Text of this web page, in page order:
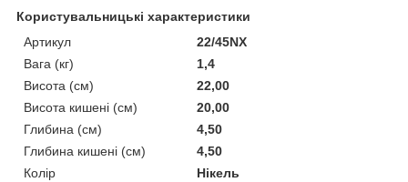
Користувальницькі характеристики
Артикул
22/45NX
Вага (кг)
1,4
Висота (см)
22,00
Висота кишені (см)
20,00
Глибина (см)
4,50
Глибина кишені (см)
4,50
Колір
Нікель